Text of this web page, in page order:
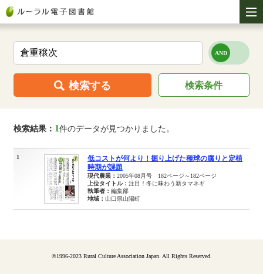
検索する 検索条件
検索結果： 1件のデータが見つかりました。
1
低コストが何より！掘り上げた種球の腐りと定植
時期が課題
現代農業： 2005年08月号 182ページ～182ページ
上位タイトル： 注目！冬に味わう新タマネギ
執筆者： 編集部
地域： 山口県山陽町
©1996-2023 Rural Culture Association Japan. All Rights Reserved.